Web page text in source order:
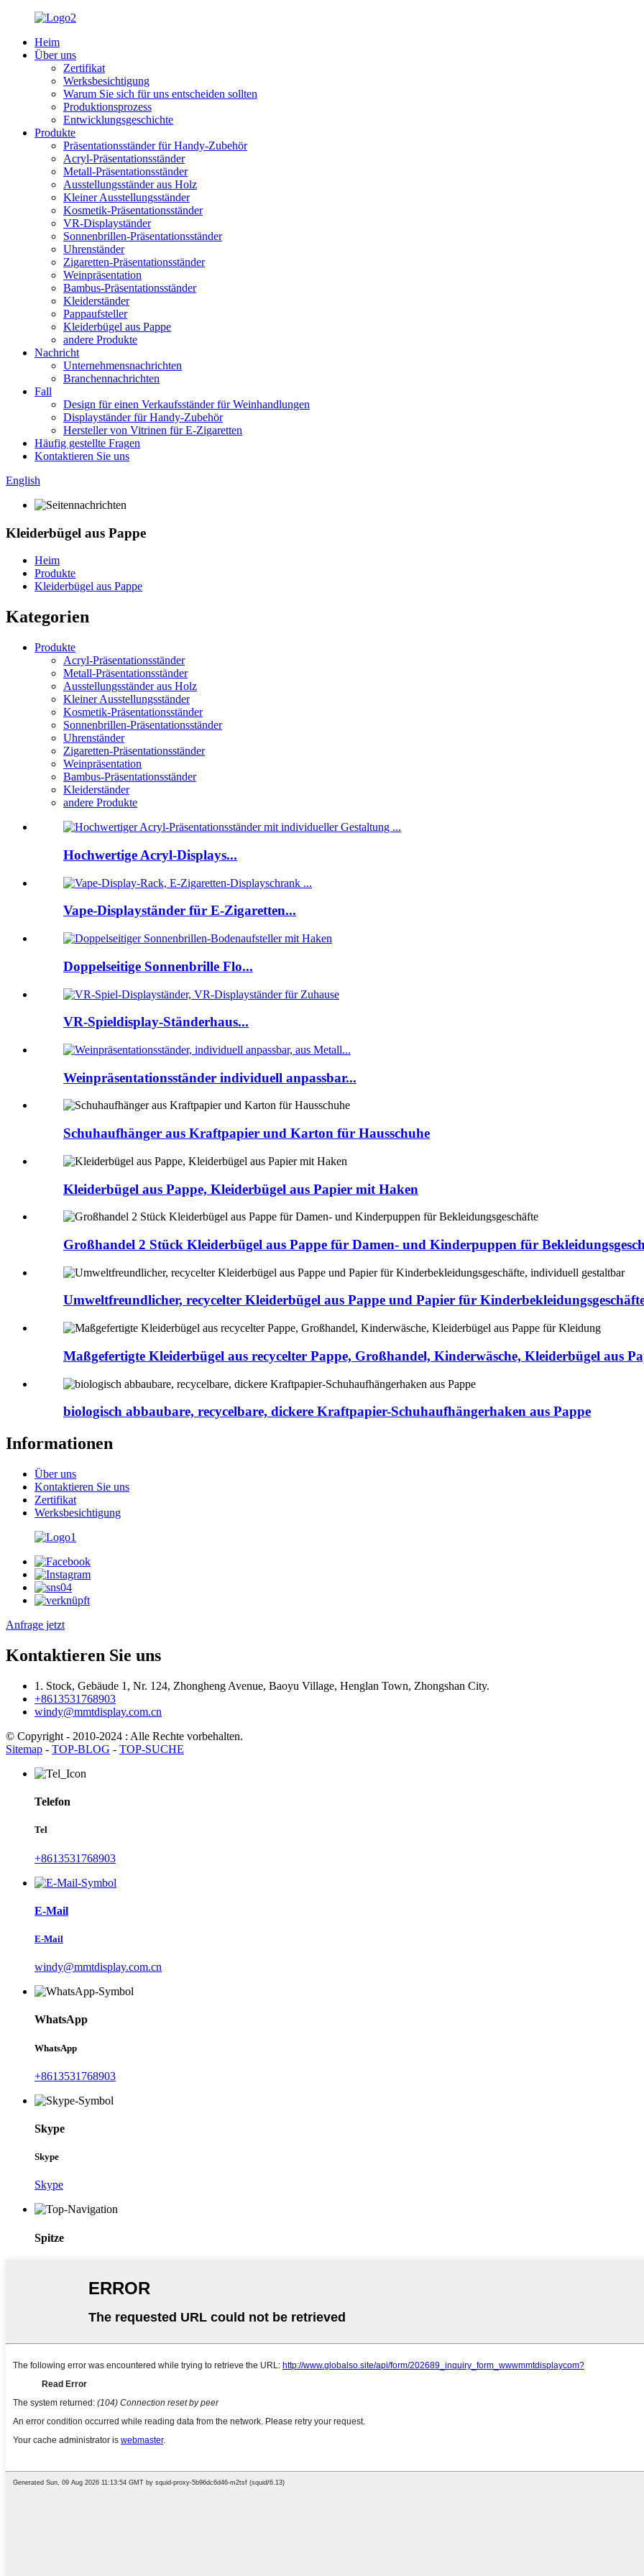
Heim
Über uns
Zertifikat
Werksbesichtigung
Warum Sie sich für uns entscheiden sollten
Produktionsprozess
Entwicklungsgeschichte
Produkte
Präsentationsständer für Handy-Zubehör
Acryl-Präsentationsständer
Metall-Präsentationsständer
Ausstellungsständer aus Holz
Kleiner Ausstellungsständer
Kosmetik-Präsentationsständer
VR-Displayständer
Sonnenbrillen-Präsentationsständer
Uhrenständer
Zigaretten-Präsentationsständer
Weinpräsentation
Bambus-Präsentationsständer
Kleiderständer
Pappaufsteller
Kleiderbügel aus Pappe
andere Produkte
Nachricht
Unternehmensnachrichten
Branchennachrichten
Fall
Design für einen Verkaufsständer für Weinhandlungen
Displayständer für Handy-Zubehör
Hersteller von Vitrinen für E-Zigaretten
Häufig gestellte Fragen
Kontaktieren Sie uns
English
Kleiderbügel aus Pappe
Heim
Produkte
Kleiderbügel aus Pappe
Kategorien
Produkte
Acryl-Präsentationsständer
Metall-Präsentationsständer
Ausstellungsständer aus Holz
Kleiner Ausstellungsständer
Kosmetik-Präsentationsständer
Sonnenbrillen-Präsentationsständer
Uhrenständer
Zigaretten-Präsentationsständer
Weinpräsentation
Bambus-Präsentationsständer
Kleiderständer
andere Produkte
Hochwertige Acryl-Displays...
Vape-Displayständer für E-Zigaretten...
Doppelseitige Sonnenbrille Flo...
VR-Spieldisplay-Ständerhaus...
Weinpräsentationsständer individuell anpassbar...
Schuhaufhänger aus Kraftpapier und Karton für Hausschuhe
Kleiderbügel aus Pappe, Kleiderbügel aus Papier mit Haken
Großhandel 2 Stück Kleiderbügel aus Pappe für Damen- und Kinderpuppen für
Umweltfreundlicher, recycelter Kleiderbügel aus Pappe und Papier für
Maßgefertigte Kleiderbügel aus recycelter Pappe, Großhandel, Kinderwäsche, Kleiderbügel aus
biologisch abbaubare, recycelbare, dickere Kraftpapier-Schuhaufhängerhaken aus Pappe
Informationen
Über uns
Kontaktieren Sie uns
Zertifikat
Werksbesichtigung
Anfrage jetzt
Kontaktieren Sie uns
1. Stock, Gebäude 1, Nr. 124, Zhongheng Avenue, Baoyu Village, Henglan Town, Zhongshan City.
+8613531768903
windy@mmtdisplay.com.cn
© Copyright - 2010-2024 : Alle Rechte vorbehalten.
Sitemap - TOP-BLOG - TOP-SUCHE
Telefon
Tel
+8613531768903
E-Mail
E-Mail
windy@mmtdisplay.com.cn
WhatsApp
WhatsApp
+8613531768903
Skype
Skype
Skype
Spitze